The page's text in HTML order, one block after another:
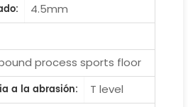
4.5mm
process sports floor
a la abrasión:
T level